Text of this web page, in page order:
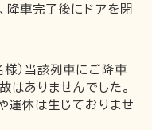
降車完了後にドアを閉
）当該列車にご降車
はありませんでした。
運休は生じておりませ